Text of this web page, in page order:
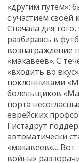
«другим путем»:
с участием
Сначала для
разбираясь в
вознаграждение
«макавеев». С
«входить во
поклонниками
болельщиков
порта
еврейских
Гистадрут
автоматически
«макавеев»… Вот
войны»